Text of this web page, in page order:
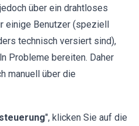
über ein drahtloses
einige Benutzer (speziell
technisch versiert sind),
Probleme bereiten. Daher
manuell über die
", klicken Sie auf die